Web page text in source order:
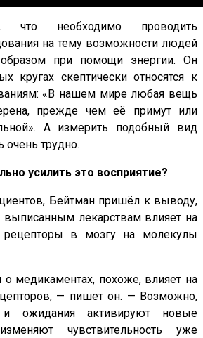
что необходимо проводить
на тему возможности людей
при помощи энергии. Он
кругах скептически относятся к
«В нашем мире любая вещь
прежде чем её примут или
А измерить подобный вид
трудно.
усилить это восприятие?
Бейтман пришёл к выводу,
выписанным лекарствам влияет на
рецепторы в мозгу на молекулы
медикаментах, похоже, влияет на
— пишет он. — Возможно,
ожидания активируют новые
чувствительность уже